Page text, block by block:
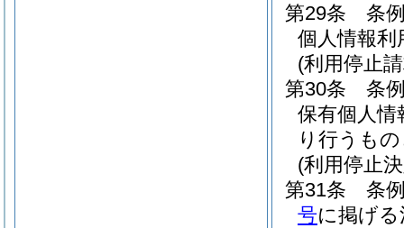
第29条
条
個人情報利
(利用停止
第30条
条
保有個人情
り行うも
(利用停止
第31条
条
号に掲げ